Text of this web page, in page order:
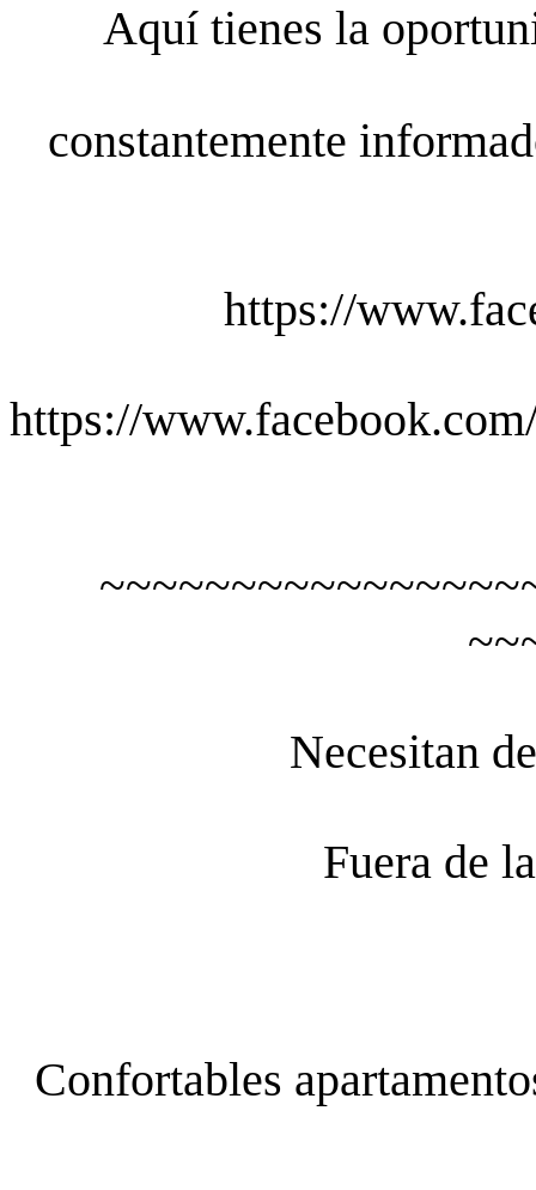
Aquí tienes la
constantemente
https://
https://
Necesitan
Fuera de
Confortables